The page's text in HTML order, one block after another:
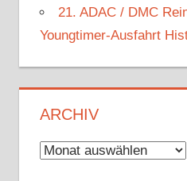
21. ADAC / DMC
Youngtimer-Ausfahrt
ARCHIV
Archiv